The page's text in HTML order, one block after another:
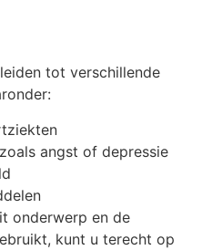
tot verschillende
angst of depressie
onderwerp en de
kunt u terecht op